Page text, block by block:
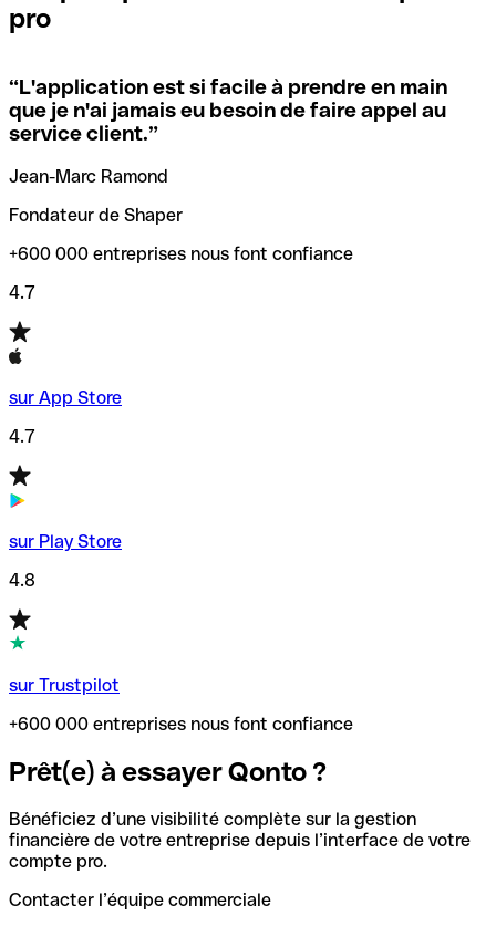
locales.
Si vous n'êtes pas sûr du code SWIFT que vous devriez
utiliser, nous avons développé un outil de recherche de
codes SWIFT par nom de banque.
vérification/recherche de codes SWIFT. Ainsi, vous pouvez
trouver et vérifier vos codes SWIFT avant de réaliser vos
transferts d’argent.
pro
“L'application est si facile à prendre en main
que je n'ai jamais eu besoin de faire appel au
service client.”
Jean-Marc Ramond
Fondateur de Shaper
+600 000 entreprises nous font confiance
4.7
sur App Store
4.7
sur Play Store
4.8
sur Trustpilot
+600 000 entreprises nous font confiance
Prêt(e) à essayer Qonto ?
Bénéficiez d’une visibilité complète sur la gestion
financière de votre entreprise depuis l’interface de votre
compte pro.
Contacter l’équipe commerciale